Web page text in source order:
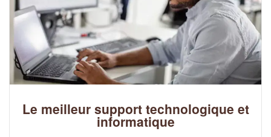
Le meilleur support technologique et
informatique